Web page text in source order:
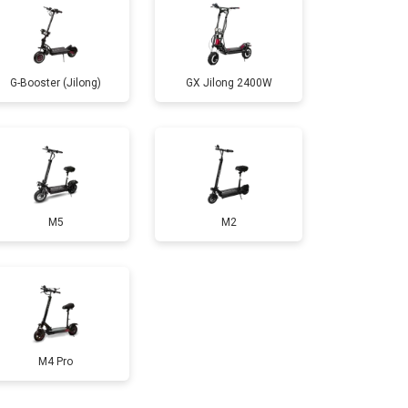
1100 ₽ Заказать
2500 ₽ Заказать
1800 ₽ Заказать
1000 ₽ Заказать
1550 ₽
1200 ₽
G-Booster (Jilong) GX Jilong 2400W
M5 M2
M4 Pro